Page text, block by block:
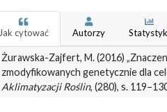
Jak cytować Autorzy
Żurawska-Zajfert, M. (2016)
zmodyfikowanych genetycznie dla
Aklimatyzacji Roślin, (280), s.